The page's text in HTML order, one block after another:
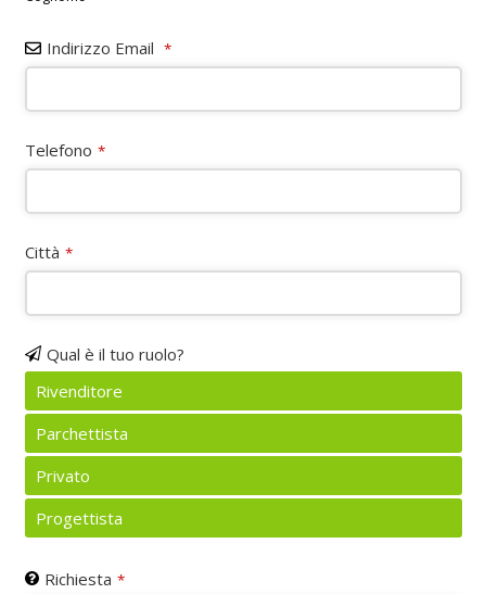
Indirizzo Email *
Telefono *
Contact
Email
Città *
Qual è il tuo ruolo?
Rivenditore
Parchettista
Privato
Progettista
Richiesta *